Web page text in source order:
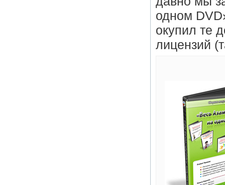
одном
окупил те
лицензий